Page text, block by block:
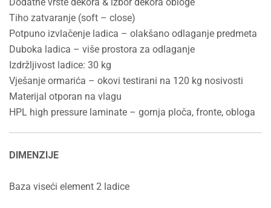
Dodatne vrste dekora & izbor dekora obloge
Tiho zatvaranje (soft – close)
Potpuno izvlačenje ladica – olakšano odlaganje predmeta
Duboka ladica – više prostora za odlaganje
Izdržljivost ladice: 30 kg
Vješanje ormarića – okovi testirani na 120 kg nosivosti
Materijal otporan na vlagu
HPL high pressure laminate – gornja ploča, fronte, obloga
DIMENZIJE
Baza viseći element 2 ladice